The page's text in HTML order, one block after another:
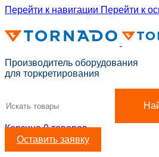
Перейти к навигации Перейти к
Производитель оборудования
для торкретирования
Корзина0товаров
Оставить заявку